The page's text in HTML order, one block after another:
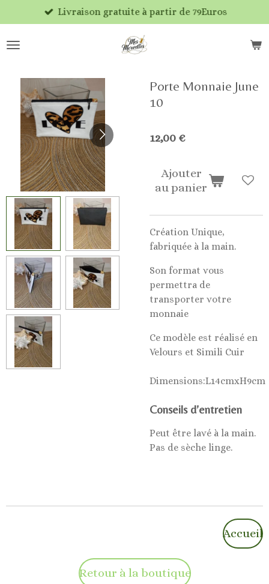
au
contenu
Livraison gratuite à partir de 79Euros
Porte Monnaie June
10
12,00 €
Ajouter
au panier
Création Unique,
fabriquée à la main.
Son format vous
permettra de
transporter votre
monnaie
Ce modèle est réalisé en
Velours et Simili Cuir
Dimensions:L14cmxH9cm
Conseils d’entretien
Peut être lavé à la main.
Pas de sèche linge.
Accueil
Retour à la boutique